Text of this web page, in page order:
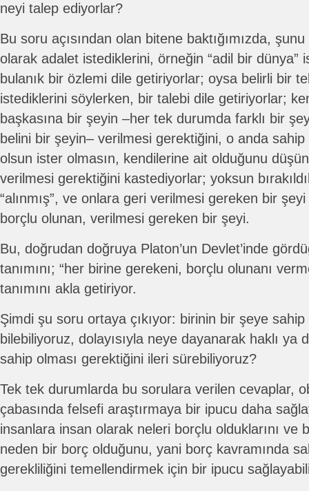
neyi talep ediyorlar?
Bu soru açısından olan bitene baktığımızda,
olarak adalet istediklerini, örneğin “adil bir dünya”
bulanık bir özlemi dile getiriyorlar; oysa belirli bir
istediklerini söylerken, bir talebi dile getiriyorlar;
başkasına bir şeyin –her tek durumda farklı bir
belini bir şeyin– verilmesi gerektiğini, o anda sahip
olsun ister olmasın, kendilerine ait olduğunu
verilmesi gerektiğini kastediyorlar; yoksun
“alınmış”, ve onlara geri verilmesi gereken bir
borçlu olunan, verilmesi gereken bir şeyi.
Bu, doğrudan doğruya Platon’un Devlet’inde
tanımını; “her birine gerekeni, borçlu olunanı
tanımını akla getiriyor.
Şimdi şu soru ortaya çıkıyor: birinin bir şeye sahip
bilebiliyoruz, dolayısıyla neye dayanarak haklı ya
sahip olması gerektiğini ileri sürebiliyoruz?
Tek tek durumlarda bu sorulara verilen cevaplar,
çabasında felsefi araştırmaya bir ipucu daha
insanlara insan olarak neleri borçlu olduklarını ve
neden bir borç olduğunu, yani borç kavramında
gerekliliğini temellendirmek için bir ipucu